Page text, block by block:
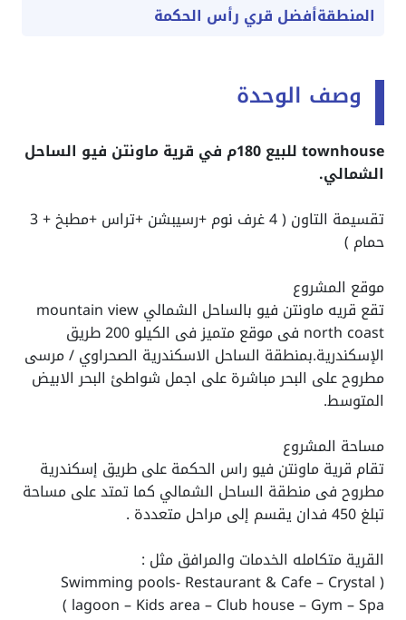
المنطقةأفضل قري رأس الحكمة
وصف الوحدة
townhouse للبيع 180م في قرية ماونتن فيو الساحل
الشمالي.
تقسيمة التاون ( 4 غرف نوم +رسيبشن +تراس +مطبخ + 3
حمام )
موقع المشروع
تقع قريه ماونتن فيو بالساحل الشمالي mountain view
north coast فى موقع متميز فى الكيلو 200 طريق
الإسكندرية.بمنطقة الساحل الاسكندرية الصحراوي / مرسى
مطروح على البحر مباشرة على اجمل شواطئ البحر الابيض
المتوسط.
مساحة المشروع
تقام قرية ماونتن فيو راس الحكمة على طريق إسكندرية
مطروح فى منطقة الساحل الشمالي كما تمتد على مساحة
تبلغ 450 فدان يقسم إلى مراحل متعددة .
القرية متكامله الخدمات والمرافق مثل :
( Swimming pools- Restaurant & Cafe – Crystal
lagoon – Kids area – Club house – Gym – Spa )